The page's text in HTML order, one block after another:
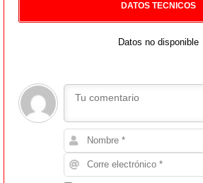
DATOS TECNICOS
Datos no disponible